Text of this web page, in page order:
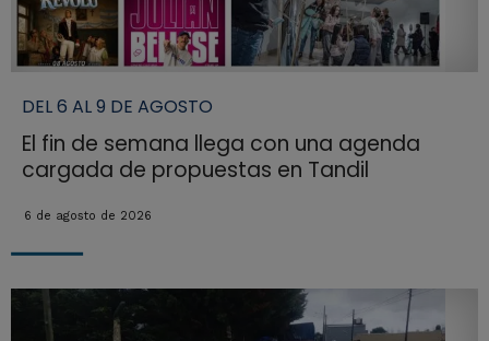
DEL 6 AL 9 DE AGOSTO
El fin de semana llega con una agenda
cargada de propuestas en Tandil
6 de agosto de 2026